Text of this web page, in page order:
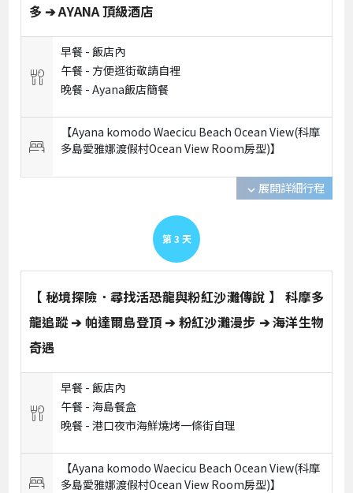
多 ➔ AYANA 頂級酒店
早餐 -飯店內
午餐 - 方便逛街敬請自裡
晚餐 -Ayana飯店簡餐
【Ayana komodo Waecicu Beach Ocean View(科摩
多島愛雅娜渡假村Ocean View Room房型)】
expand_more 展開詳細行程
第 3 天
【 秘境探險．尋找活恐龍與粉紅沙灘傳說 】 科摩多
龍追蹤 ➔ 帕達爾島登頂 ➔ 粉紅沙灘漫步 ➔ 海洋生物
奇遇
早餐 -飯店內
午餐 -海島餐盒
晚餐 -港口夜市海鮮燒烤一條街自理
【Ayana komodo Waecicu Beach Ocean View(科摩
多島愛雅娜渡假村Ocean View Room房型)】